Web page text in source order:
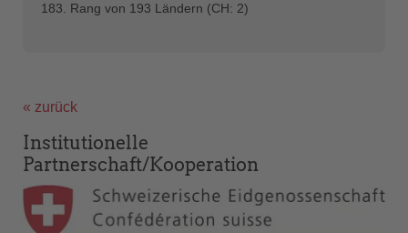
183. Rang von 193 Ländern (CH: 2)
« zurück
Institutionelle
Partnerschaft/Kooperation